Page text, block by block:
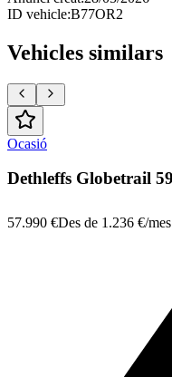
ID vehicle:B77OR2
Vehicles similars
Ocasió
Dethleffs Globetrail
57.990 €Des de 1.236 €/mes